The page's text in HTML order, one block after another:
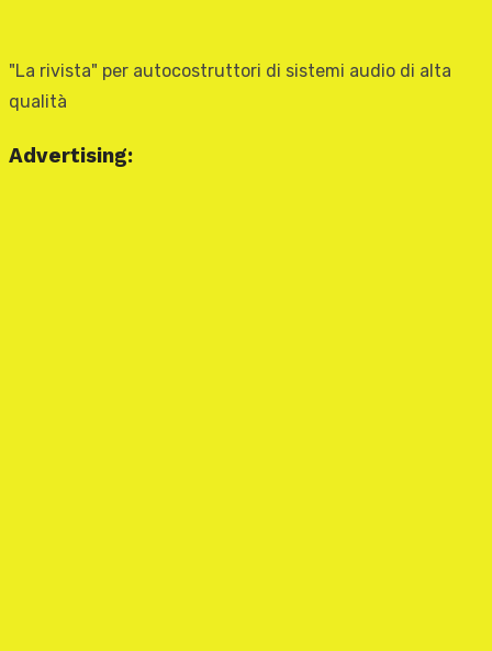
"La rivista" per autocostruttori di sistemi audio di alta
qualità
Advertising: